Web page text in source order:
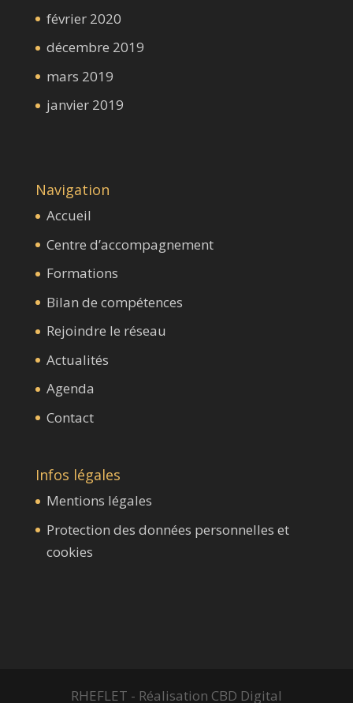
février 2020
décembre 2019
mars 2019
janvier 2019
Navigation
Accueil
Centre d’accompagnement
Formations
Bilan de compétences
Rejoindre le réseau
Actualités
Agenda
Contact
Infos légales
Mentions légales
Protection des données personnelles et
cookies
RHEFLET - Réalisation CBD Digital